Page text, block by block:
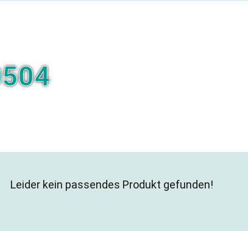
Leider kein passendes Produkt gefunden!